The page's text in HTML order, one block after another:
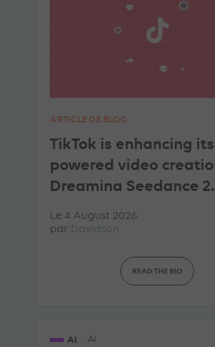
ARTICLE DE BLOG
TikTok is enhancing
powered video
Dreamina Seedance
Le 4 August 2026
par Davidson
READ THE BIO
AI AI